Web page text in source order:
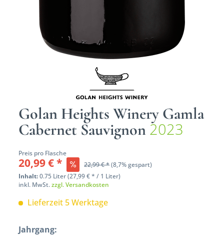
Golan Heights Winery Gamla
Cabernet Sauvignon 2023
Preis pro Flasche
20,99 € * 22,99 € *(8,7% gespart)
Inhalt:0.75 Liter (27,99 € * / 1 Liter)
inkl. MwSt.zzgl. Versandkosten
Lieferzeit 5 Werktage
Jahrgang: